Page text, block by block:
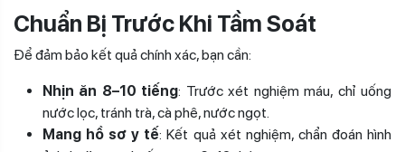
Chuẩn Bị Trước Khi Tầm Soát
Để đảm bảo kết quả chính xác, bạn cần:
Nhịn ăn 8–10 tiếng: Trước xét nghiệm máu, chỉ uống
nước lọc, tránh trà, cà phê, nước ngọt.
Mang hồ sơ y tế: Kết quả xét nghiệm, chẩn đoán hình